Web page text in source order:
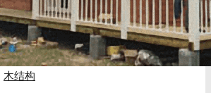
木结构